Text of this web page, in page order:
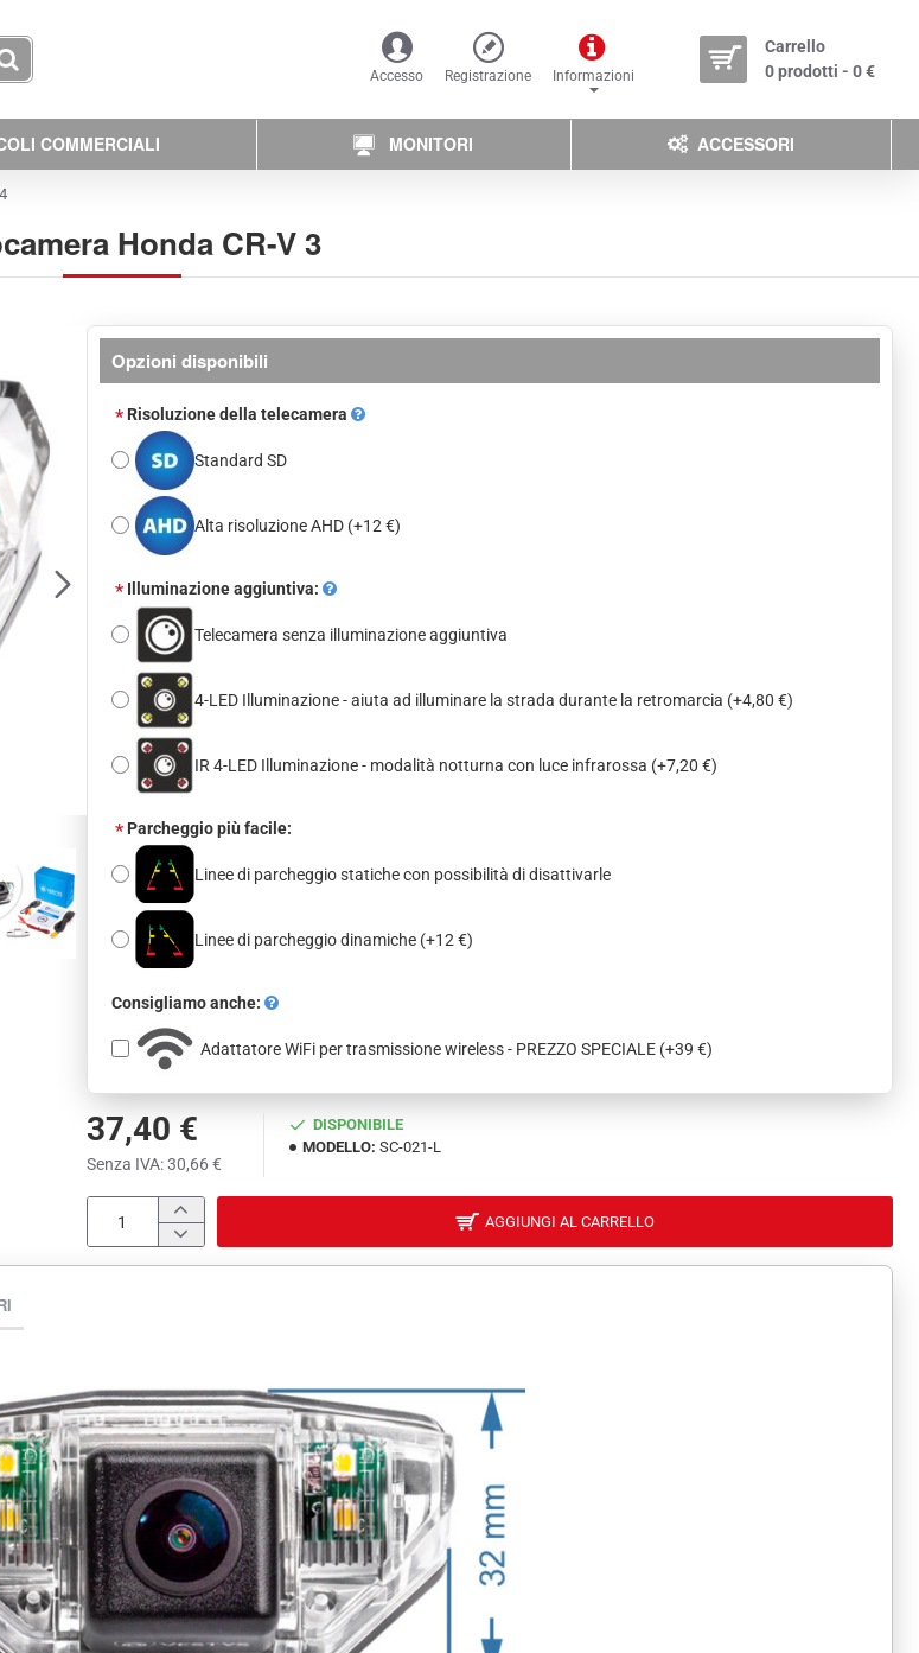
Accesso Registrazione Informazioni
Carrello
0 prodotti - 0 €
COMMERCIALI MONITORI ACCESSORI
Honda CR-V 3
37,40 €
Senza IVA: 30,66 €
DISPONIBILE
MODELLO: SC-021-L
Opzioni disponibili
Risoluzione della telecamera
Standard SD
Alta risoluzione AHD (+12 €)
Illuminazione aggiuntiva:
Telecamera senza illuminazione aggiuntiva
4-LED Illuminazione - aiuta ad illuminare la strada durante la retromarcia (+4,80 €)
IR 4-LED Illuminazione - modalità notturna con luce infrarossa (+7,20 €)
Parcheggio più facile:
Linee di parcheggio statiche con possibilità di disattivarle
Linee di parcheggio dinamiche (+12 €)
Consigliamo anche:
Adattatore WiFi per trasmissione wireless - PREZZO SPECIALE (+39 €)
AGGIUNGI AL CARRELLO